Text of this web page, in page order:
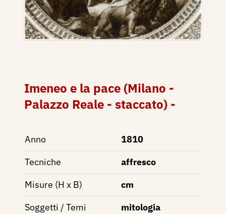
Imeneo e la pace (Milano -
Palazzo Reale - staccato) -
Anno
1810
Tecniche
affresco
Misure (H x B)
cm
Soggetti / Temi
mitologia